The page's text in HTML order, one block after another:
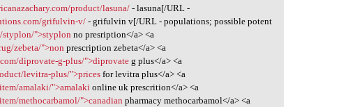
product/lasuna/- lasuna[/URL -
grifulvin-v/ - grifulvin v[/URL - populations; possible potent
styplon/">styplon no presription</a> <a
zebeta/">non prescription zebeta</a> <a
diprovate-g-plus/">diprovateg plus</a> <a
levitra-plus/">prices for levitra plus</a> <a
amalaki/">amalaki online uk prescrition</a> <a
methocarbamol/">canadian pharmacy methocarbamol</a> <a